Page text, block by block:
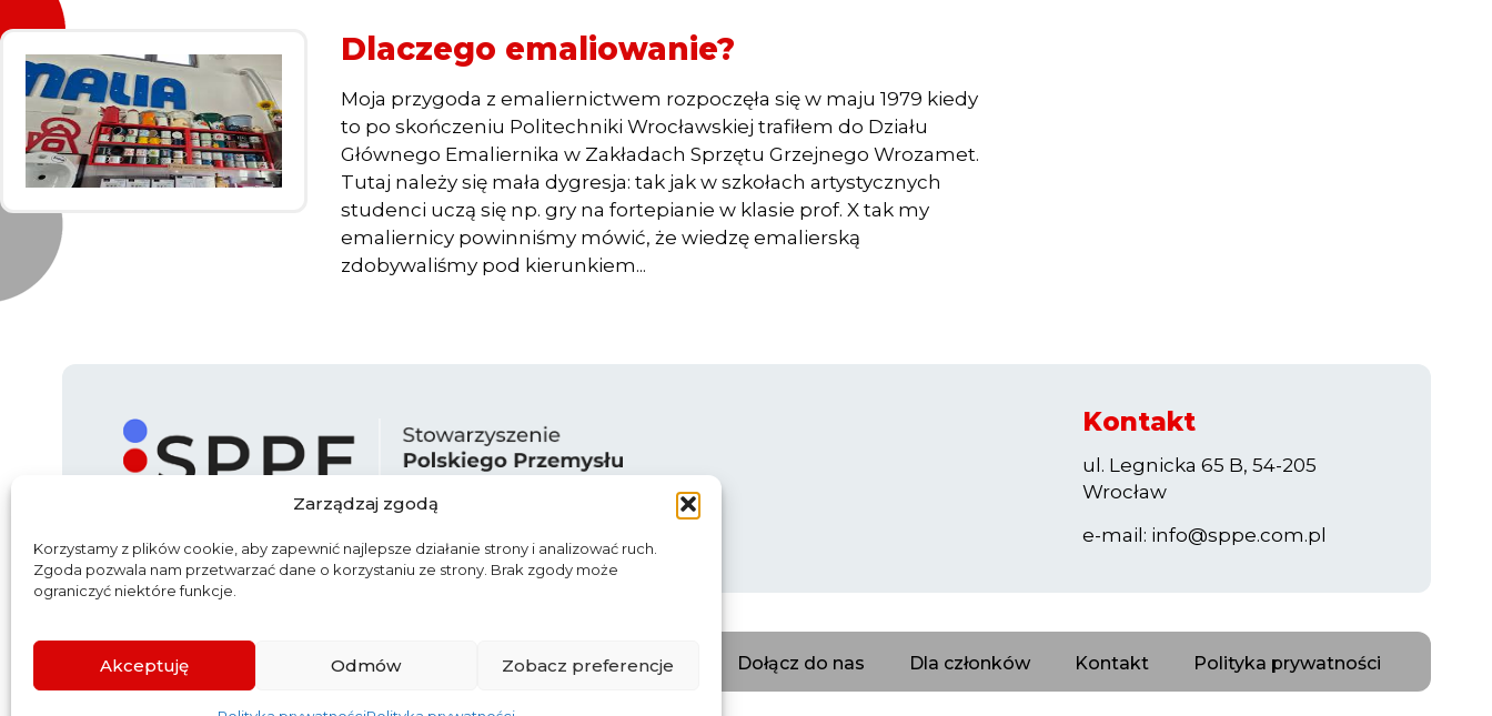
Zarządzaj zgodą
Korzystamy z plików cookie, aby zapewnić najlepsze działanie strony i analizować ruch.
Zgoda pozwala nam przetwarzać dane o korzystaniu ze strony. Brak zgody może
ograniczyć niektóre funkcje.
Akceptuję Odmów Zobacz preferencje
Dlaczego emaliowanie?
Moja przygoda z emaliernictwem rozpoczęła się w maju 1979 kiedy
to po skończeniu Politechniki Wrocławskiej trafiłem do Działu
Głównego Emaliernika w Zakładach Sprzętu Grzejnego Wrozamet.
Tutaj należy się mała dygresja: tak jak w szkołach artystycznych
studenci uczą się np. gry na fortepianie w klasie prof. X tak my
emaliernicy powinniśmy mówić, że wiedzę emalierską
zdobywaliśmy pod kierunkiem...
Kontakt
ul. Legnicka 65 B, 54-205
Wrocław
e-mail: info@sppe.com.pl
Start Aktualności Partnerzy Katalog firm Dołącz do nas Dla członków Kontakt Polityka prywatności